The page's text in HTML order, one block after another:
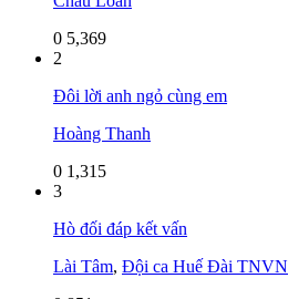
0 5,369
2
Đôi lời anh ngỏ cùng em
Hoàng Thanh
0 1,315
3
Hò đối đáp kết vấn
Lài Tâm, Đội ca Huế Đài TNVN